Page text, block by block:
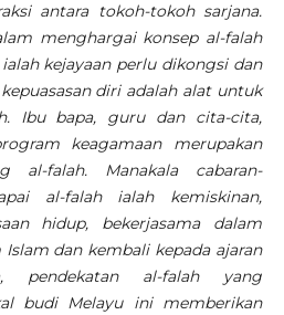
antara tokoh-tokoh sarjana.
menghargai konsep al-falah
kejayaan perlu dikongsi dan
diri adalah alat untuk
Ibu bapa, guru dan cita-cita,
keagamaan merupakan
al-falah. Manakala cabaran-
al-falah ialah kemiskinan,
hidup, bekerjasama dalam
dan kembali kepada ajaran
pendekatan al-falah yang
budi Melayu ini memberikan